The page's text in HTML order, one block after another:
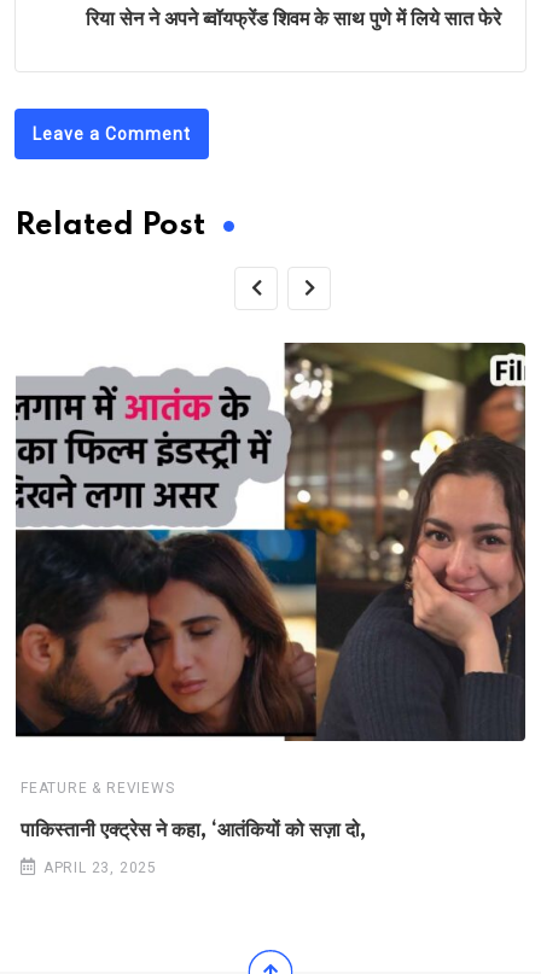
रिया सेन ने अपने ब्वॉयफ्रेंड शिवम के साथ पुणे में लिये सात फेरे
Leave a Comment
Related Post
FEATURE & REVIEWS
पाकिस्तानी एक्ट्रेस ने कहा, ‘आतंकियों को सज़ा दो,
APRIL 23, 2025